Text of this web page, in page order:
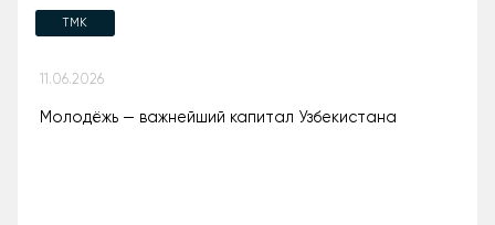
TMK
11.06.2026
Молодёжь — важнейший капитал Узбекистана